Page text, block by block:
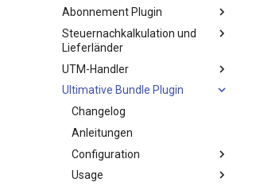
Abonnement Plugin
Steuernachkalkulation und
Lieferländer
UTM-Handler
Ultimative Bundle Plugin
Changelog
Anleitungen
Configuration
Usage